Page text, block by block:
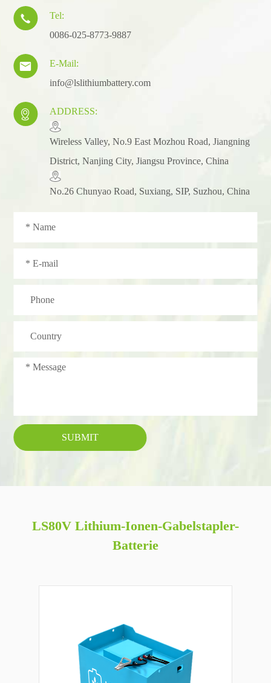

Tel:
0086-025-8773-9887

E-Mail:
info@lslithiumbattery.com
 ADDRESS:
​Wireless Valley, No.9 East Mozhou Road, Jiangning
District, Nanjing City, Jiangsu Province, China
No.26 Chunyao Road, Suxiang, SIP, Suzhou, China
SUBMIT
LS80V Lithium-Ionen-Gabelstapler-
Batterie